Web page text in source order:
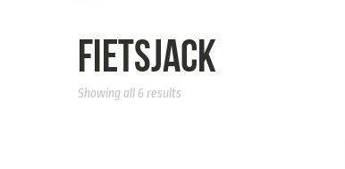
fietsjack
Showing all 6 results